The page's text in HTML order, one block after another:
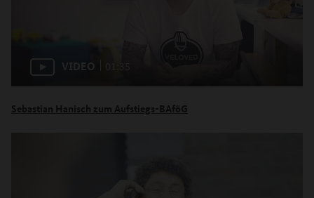
Sebastian Hanisch zum Aufstiegs-BAföG
VIDEO